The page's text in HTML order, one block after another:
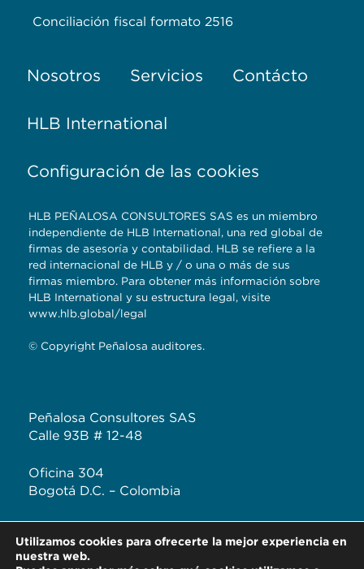
Conciliación fiscal formato 2516
Nosotros Servicios Contácto
HLB International
Configuración de las cookies
HLB PEÑALOSA CONSULTORES SAS es un miembro
independiente de HLB International, una red global de
firmas de asesoría y contabilidad. HLB se refiere a la
red internacional de HLB y / o una o más de sus
firmas miembro. Para obtener más información sobre
HLB International y su estructura legal, visite
www.hlb.global/legal
© Copyright Peñalosa auditores.
Peñalosa Consultores SAS
Calle 93B # 12-48
Oficina 304
Bogotá D.C. – Colombia
F: +57 313 444 3232
Utilizamos cookies para ofrecerte la mejor experiencia en
nuestra web.